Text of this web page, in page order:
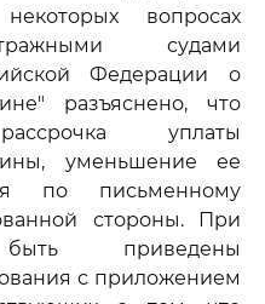
вопросах
судами
Федерации о
разъяснено, что
уплаты
уменьшение ее
по письменному
стороны. При
приведены
с приложением